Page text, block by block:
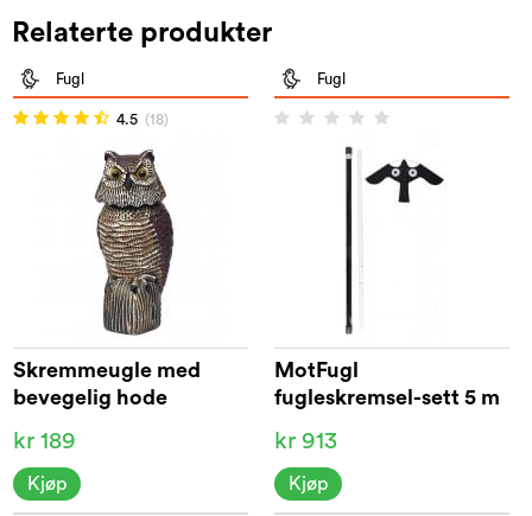
Relaterte produkter
Fugl
4.5 (18)
Skremmeugle med
bevegelig hode
kr 189
Kjøp
Fugl
MotFugl
fugleskremsel-sett 5 m
kr 913
Kjøp